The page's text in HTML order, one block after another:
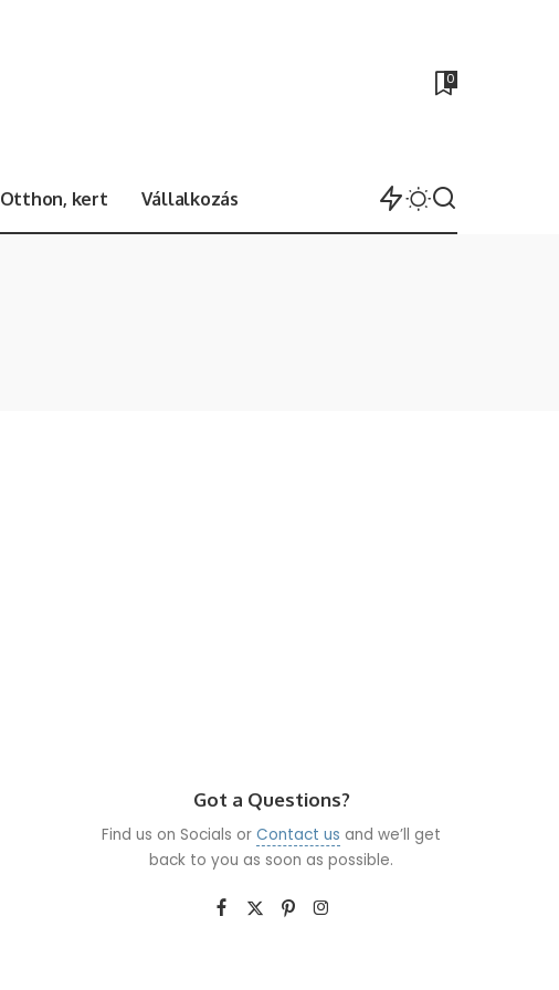
0
Otthon, kert Vállalkozás
Got a Questions?
Find us on Socials orContact us and we’ll get
back to you as soon as possible.